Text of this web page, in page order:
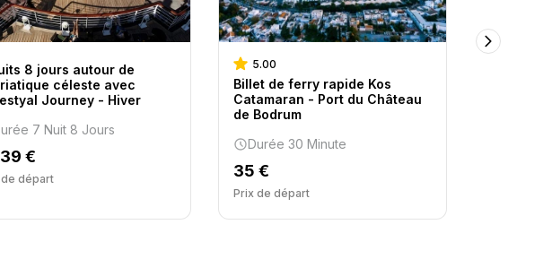
8 jours autour de
céleste avec
Journey - Hiver
7 Nuit 8 Jours
€
départ
5.00
Billet de ferry rapide Kos
Catamaran - Port du Château
de Bodrum
Durée 30 Minute
35 €
Prix ​​de départ